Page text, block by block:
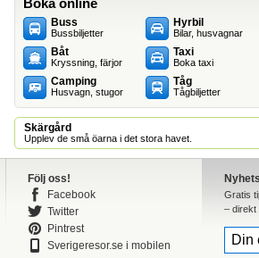
Boka online
Buss
Bussbiljetter
Båt
Kryssning, färjor
Camping
Husvagn, stugor
Hyrbil
Bilar, husvagnar
Taxi
Boka taxi
Tåg
Tågbiljetter
Skärgård
Upplev de små öarna i det stora havet.
Följ oss!
Facebook
Twitter
Pintrest
Sverigeresor.se i mobilen
Gratis
– direkt